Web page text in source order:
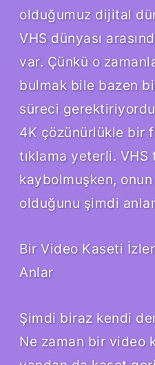
olduğumuz dijital
VHS dünyası
var. Çünkü o
bulmak bile bazen
süreci
4K çözünürlükle bir
tıklama yeterli. VHS
kaybolmuşken,
olduğunu şimdi
Bir Video Kaseti
Anlar
Şimdi biraz kendi
Ne zaman bir video